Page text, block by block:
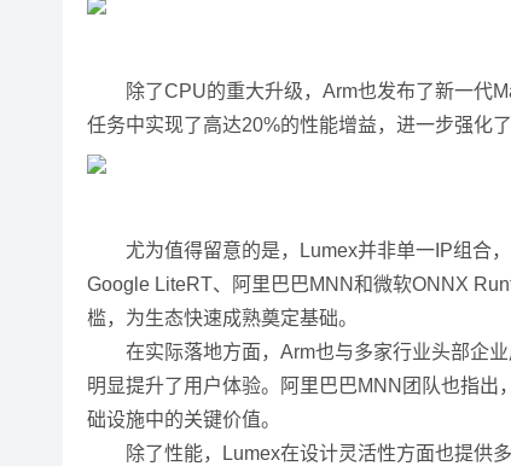
除了CPU的重大升级，Arm也发布了新一代
任务中实现了高达20%的性能增益，进一步强化
尤为值得留意的是，Lumex并非单一IP组合，
Google LiteRT、阿里巴巴MNN和微软ONNX
槛，为生态快速成熟奠定基础。
在实际落地方面，Arm也与多家行业头部企业
明显提升了用户体验。阿里巴巴MNN团队也指
础设施中的关键价值。
除了性能，Lumex在设计灵活性方面也提供多